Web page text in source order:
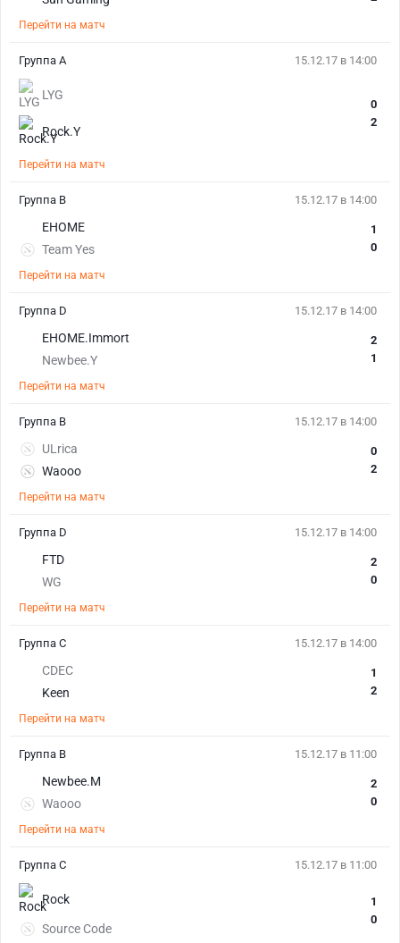
Перейти на матч
15.12.17 в 14:00
LYG
Rock.Y
0
2
Перейти на матч
Группа A
15.12.17 в 14:00
EHOME
Team Yes
1
0
Перейти на матч
Группа B
15.12.17 в 14:00
EHOME.Immort
Newbee.Y
2
1
Перейти на матч
Группа D
15.12.17 в 14:00
ULrica
Waooo
0
2
Перейти на матч
Группа B
15.12.17 в 14:00
FTD
WG
2
0
Перейти на матч
Группа D
15.12.17 в 14:00
CDEC
Keen
1
2
Перейти на матч
Группа C
15.12.17 в 11:00
Newbee.M
Waooo
2
0
Перейти на матч
Группа B
15.12.17 в 11:00
Rock
Source Code
1
0
Группа C